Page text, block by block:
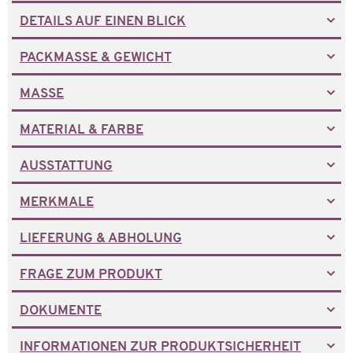
DETAILS AUF EINEN BLICK
PACKMASSE & GEWICHT
MASSE
MATERIAL & FARBE
AUSSTATTUNG
MERKMALE
LIEFERUNG & ABHOLUNG
FRAGE ZUM PRODUKT
DOKUMENTE
INFORMATIONEN ZUR PRODUKTSICHERHEIT